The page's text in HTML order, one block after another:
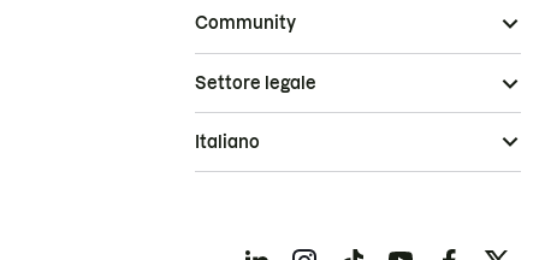
Community
Settore legale
Italiano